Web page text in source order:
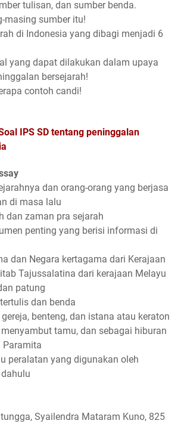
tulisan, dan sumber benda.
masing sumber itu!
di Indonesia yang dibagi menjadi 6
yang dapat dilakukan dalam upaya
bersejarah!
contoh candi!
IPS SD tentang peninggalan
dan orang-orang yang berjasa
di masa lalu
dan zaman pra sejarah
penting yang berisi informasi di
dan Negara kertagama dari Kerajaan
Tajussalatina dari kerajaan Melayu
patung
dan benda
benteng, dan istana atau keraton
tamu, dan sebagai hiburan
Paramita
peralatan yang digunakan oleh
Syailendra Mataram Kuno, 825